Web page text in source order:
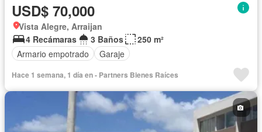
USD$ 70,000
Vista Alegre, Arraijan
4 Recámaras
3 Baños
250 m²
Armario empotrado
Garaje
Hace 1 semana, 1 día en - Partners Bienes Raíces